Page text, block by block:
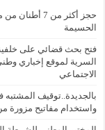
حجز أكثر من
الحسيمة
فتح بحث قضائي على
السرية لموقع إخباري
الاجتماعي
بالجديدة..توقيف
واستخدام مفاتيح مزورة